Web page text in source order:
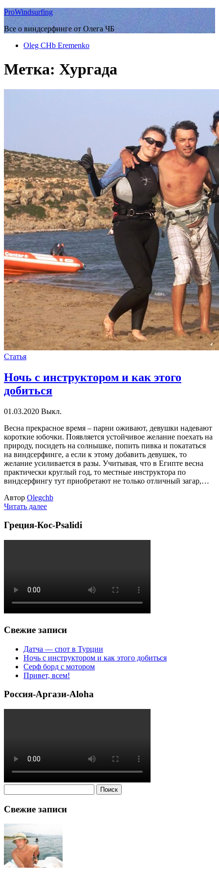
ProWindsurfing
Все о виндсерфинге от Олега ЧБ
Oleg CHb Eremenko
Метка: Хургада
Статья
Ночь с инструктором и как этого
добиться
01.03.2020 Выкл.
Весна прекрасное время – парни оживают, девушки надевают
короткие юбочки. Появляется устойчивое желание поехать на
природу, посидеть на солнышке, попить пивка и покататься
на виндсерфинге, а если к этому добавить девушек, то
желание усиливается в разы. Учитывая, что в Египте весна
практически круглый год, то местные инструктора по
виндсерфингу тут приобретают не только отличный загар,…
Автор Olegchb
Читать далее
Греция-Кос-Psalidi
Свежие записи
Датча — спот в Турции
Ночь с инструктором и как этого добиться
Серф борд с мотором
Привет, всем!
Россия-Аргази-Aloha
Свежие записи